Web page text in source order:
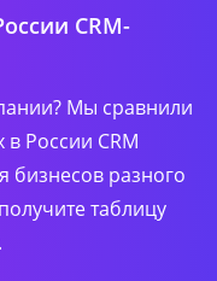
CRM-
Мы сравнили
России CRM
бизнесов разного
таблицу